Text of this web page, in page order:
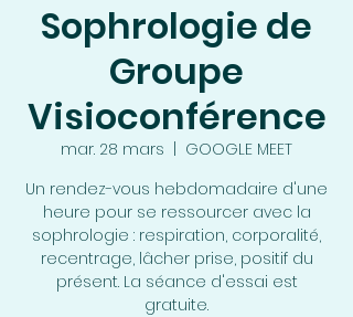
Sophrologie de
Groupe
Visioconférence
mar. 28 mars
GOOGLE MEET
Un rendez-vous hebdomadaire d'une
heure pour se ressourcer avec la
sophrologie : respiration, corporalité,
recentrage, lâcher prise, positif du
présent. La séance d'essai est
gratuite.